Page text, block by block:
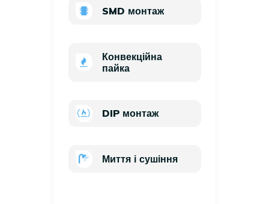
SMD монтаж
Конвекційна
пайка
DIP монтаж
Миття і сушіння